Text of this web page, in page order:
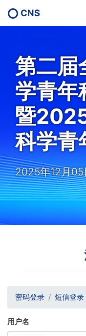
CNS
第二届
学青年
暨
科学青
2025年12月
密码登录 短信登录
用户名